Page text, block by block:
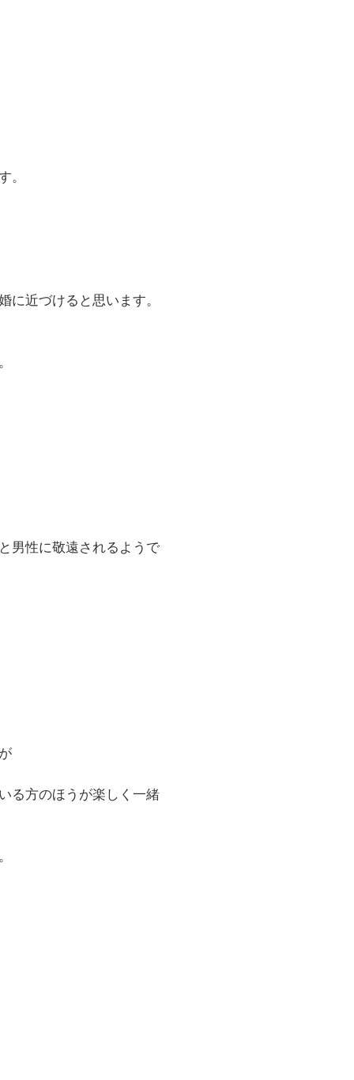
。
に近づけると思います。
男性に敬遠されるようで
る方のほうが楽しく一緒